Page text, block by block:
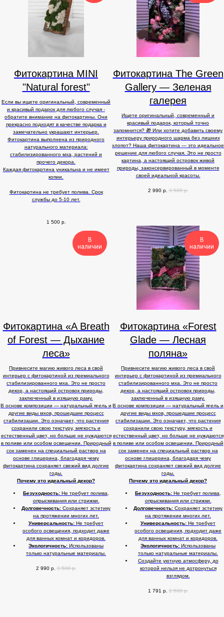
Фитокартина MINI
"Natural forest"
Если вы ищете оригинальный, современный
и красивый подарок для любого случая -
обратите внимание на фитокартины. Они
прекрасно подходят в качестве подарка и
замечательно украшают интерьер.
Фитокартина выполнена из природного
натурального материала:
стабилизированного мха, растений и
прочего декора.
Каждая фитокартина уникальна и не имеет
копии.
Фитокартина не требует полива. Срок
службы до 5-10 лет.
1 500 р.
Фитокартина The Green
Gallery — Зеленая
галерея
Ищете оригинальный, современный и
красивый подарок, который точно
запомнится? 🎁 Или хотите добавить своему
интерьеру природного шарма без лишних
хлопот? Наша фитокартина — это идеальное
решение для любого случая. Это не просто
картина, а настоящий островок живой
природы, законсервированный в моменте
своей идеальной красоты.
2 990 р. 3 500 р.
В
наличии
Фитокартина «A Breath
of Forest — Дыхание
леса»
Привнесите магию живого леса в свой
интерьер с фитокартиной из премиального
стабилизированного мха. Это не просто
декор, а настоящий островок природы,
заключенный в изящную раму.
В основе композиции — натуральный ягель и
другие виды мхов, прошедшие процесс
стабилизации. Это означает, что растения
сохранили свою текстуру, мягкость и
естественный цвет, но больше не нуждаются
в поливе или особом освещении. Природный
сок заменен на специальный раствор на
основе глицерина, благодаря чему
фитокартина сохраняет свежий вид долгие
годы.
Почему это идеальный декор?
Безуходность: Не требует полива,
опрыскивания или стрижки.
Долговечность: Сохраняет эстетику
на протяжении многих лет.
Универсальность: Не требует
особого освещения, подходит даже
для ванных комнат и коридоров.
Экологичность: Использованы
только натуральные материалы.
2 990 р. 3 500 р.
В
наличии
Фитокартина «Forest
Glade — Лесная
поляна»
Привнесите магию живого леса в свой
интерьер с фитокартиной из премиального
стабилизированного мха. Это не просто
декор, а настоящий островок природы,
заключенный в изящную раму.
В основе композиции — натуральный ягель и
другие виды мхов, прошедшие процесс
стабилизации. Это означает, что растения
сохранили свою текстуру, мягкость и
естественный цвет, но больше не нуждаются
в поливе или особом освещении. Природный
сок заменен на специальный раствор на
основе глицерина, благодаря чему
фитокартина сохраняет свежий вид долгие
годы.
Почему это идеальный декор?
Безуходность: Не требует полива,
опрыскивания или стрижки.
Долговечность: Сохраняет эстетику
на протяжении многих лет.
Универсальность: Не требует
особого освещения, подходит даже
для ванных комнат и коридоров.
Экологичность: Использованы
только натуральные материалы.
Создайте уютную атмосферу, до
которой нельзя не дотронуться
взглядом.
1 791 р. 2 500 р.